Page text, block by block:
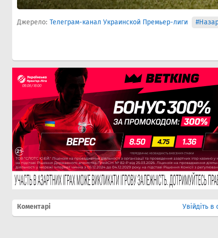
Джерело: Телеграм-канал Украинской Премьер-лиги
Коментарі Увійдіть в